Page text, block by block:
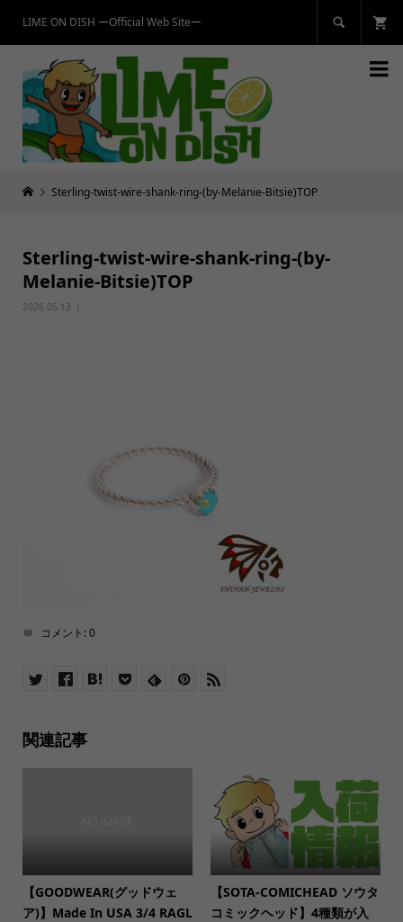
LIME ON DISH ーOfficial Web Siteー 

Sterling-twist-wire-shank-ring-(by-Melanie-Bitsie)TOP
Sterling-twist-wire-shank-ring-(by-
Melanie-Bitsie)TOP
2026.05.13
コメント:0
関連記事
【GOODWEAR(グッドウェ
ア)】Made In USA 3/4 RAGL
【SOTA-COMICHEAD ソウタ
コミックヘッド】4種類が入